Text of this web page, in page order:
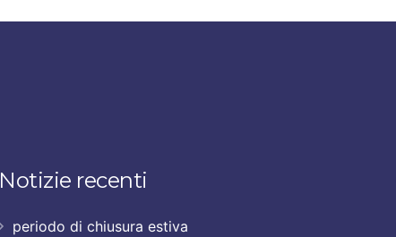
Notizie recenti
periodo di chiusura estiva